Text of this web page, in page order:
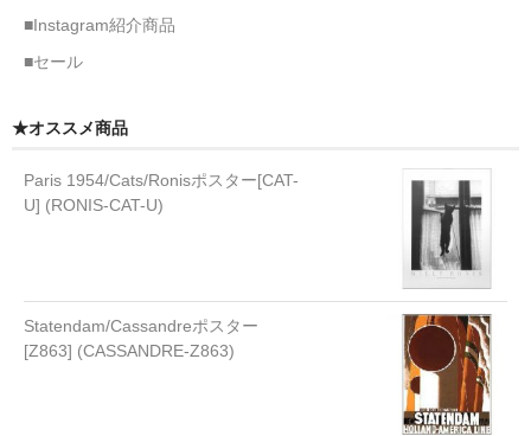
■Instagram紹介商品
■セール
★オススメ商品
Paris 1954/Cats/Ronisポスター[CAT-
U] (RONIS-CAT-U)
Statendam/Cassandreポスター
[Z863] (CASSANDRE-Z863)